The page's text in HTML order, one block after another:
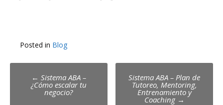
Posted in Blog
Post
navigation
← Sistema ABA –
¿Cómo escalar tu
negocio?
Sistema ABA – Plan de
Tutoreo, Mentoring,
Entrenamiento y
Coaching →